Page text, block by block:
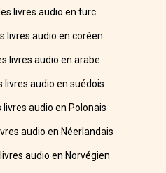
livres audio en turc
livres audio en coréen
livres audio en arabe
livres audio en suédois
audio en Polonais
audio en Néerlandais
audio en Norvégien